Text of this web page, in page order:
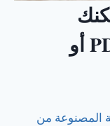
إسقاطها في صفحات PDP أو
المصنوعة من